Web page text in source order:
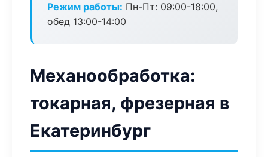
Режим работы: Пн-Пт: 09:00-18:00,
обед 13:00-14:00
Механообработка:
токарная, фрезерная в
Екатеринбург